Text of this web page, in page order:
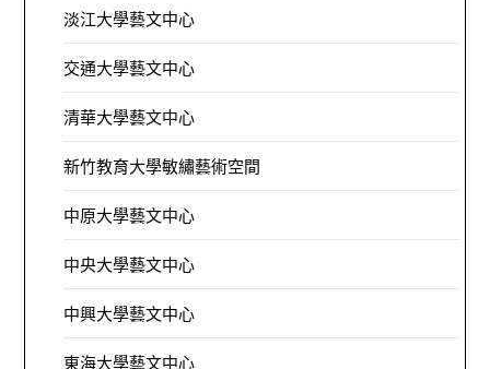
淡江大學藝文中心
交通大學藝文中心
清華大學藝文中心
新竹教育大學敏繡藝術空間
中原大學藝文中心
中央大學藝文中心
中興大學藝文中心
東海大學藝文中心